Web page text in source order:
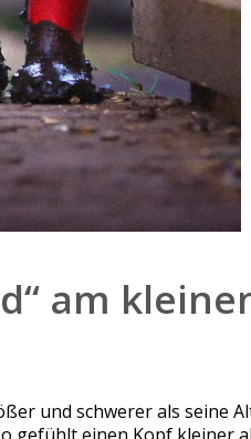
am
und schwerer als seine
gefühlt einen Kopf kleiner